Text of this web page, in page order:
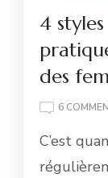
4
des
6
C’est